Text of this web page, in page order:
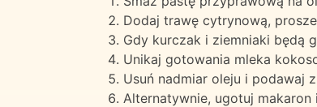
Dodaj trawę cytrynową,
Gdy kurczak i ziemniaki będą
Unikaj gotowania mleka
Usuń nadmiar oleju i podawaj
Alternatywnie, ugotuj